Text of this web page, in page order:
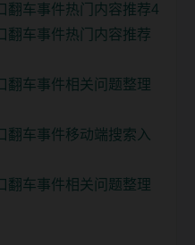
翻车事件热门内容推荐4
翻车事件热门内容推荐
翻车事件相关问题整理
翻车事件移动端搜索入
翻车事件相关问题整理